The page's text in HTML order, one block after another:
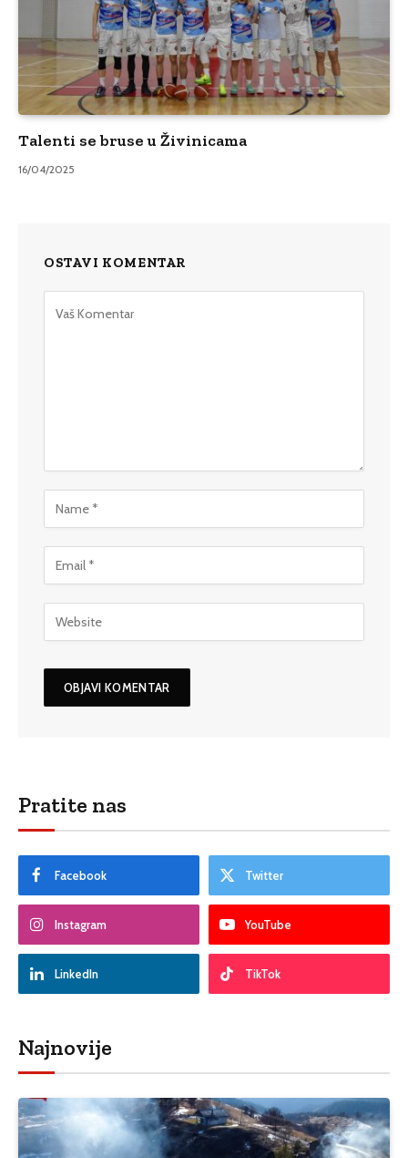
Talenti se bruse u Živinicama
16/04/2025
OSTAVI KOMENTAR
Pratite nas
Facebook Twitter
Instagram YouTube
LinkedIn TikTok
Najnovije